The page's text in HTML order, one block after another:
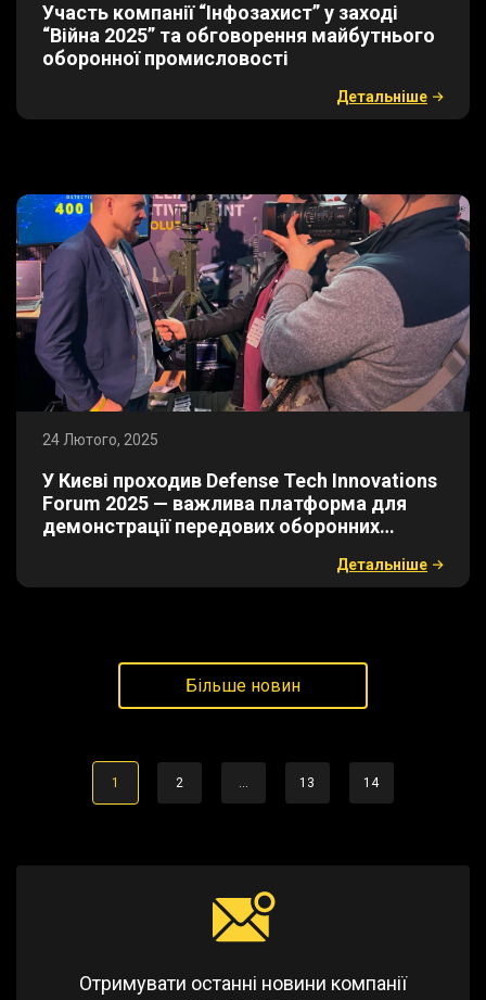
​Участь компанії “Інфозахист” у заході
“Війна 2025” та обговорення майбутнього
оборонної промисловості
Детальнiше
24 Лютого, 2025
​У Києві проходив Defense Tech Innovations
Forum 2025 — важлива платформа для
демонстрації передових оборонних
Детальнiше
Більше новин
1 2 13 14
Отримувати останні новини компанії